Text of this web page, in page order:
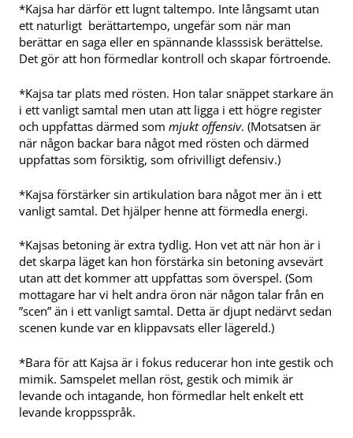
*Kajsa har därför ett lugnt taltempo. Inte långsamt utan
ett naturligt berättartempo, ungefär som när man
berättar en saga eller en spännande klasssisk berättelse.
Det gör att hon förmedlar kontroll och skapar förtroende.
*Kajsa tar plats med rösten. Hon talar snäppet starkare än
i ett vanligt samtal men utan att ligga i ett högre register
och uppfattas därmed som mjukt offensiv. (Motsatsen är
när någon backar bara något med rösten och därmed
uppfattas som försiktig, som ofrivilligt defensiv.)
*Kajsa förstärker sin artikulation bara något mer än i ett
vanligt samtal. Det hjälper henne att förmedla energi.
*Kajsas betoning är extra tydlig. Hon vet att när hon är i
det skarpa läget kan hon förstärka sin betoning avsevärt
utan att det kommer att uppfattas som överspel. (Som
mottagare har vi helt andra öron när någon talar från en
”scen” än i ett vanligt samtal. Detta är djupt nedärvt sedan
scenen kunde var en klippavsats eller lägereld.)
*Bara för att Kajsa är i fokus reducerar hon inte gestik och
mimik. Samspelet mellan röst, gestik och mimik är
levande och intagande, hon förmedlar helt enkelt ett
levande kroppsspråk.